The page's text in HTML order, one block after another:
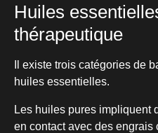
Huiles
thérapeutique
Il existe trois catégories de
huiles essentielles.
Les huiles pures impliquent
en contact avec des